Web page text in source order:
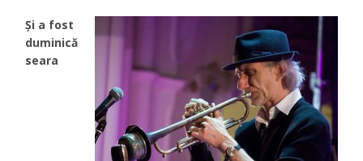
Și a fost
duminică
seara